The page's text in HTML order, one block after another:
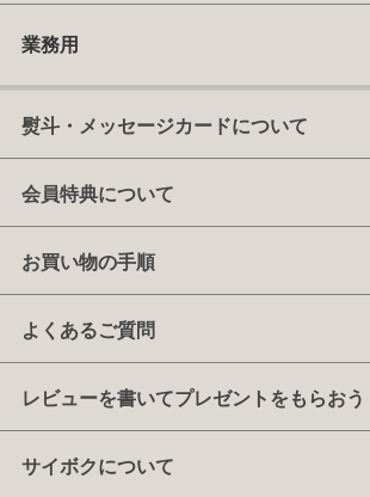
業務用
熨斗・メッセージカードについて
会員特典について
お買い物の手順
よくあるご質問
レビューを書いてプレゼントをもらおう
サイボクについて